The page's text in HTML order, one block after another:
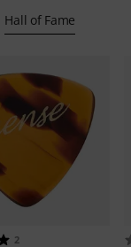
Hall of Fame
2